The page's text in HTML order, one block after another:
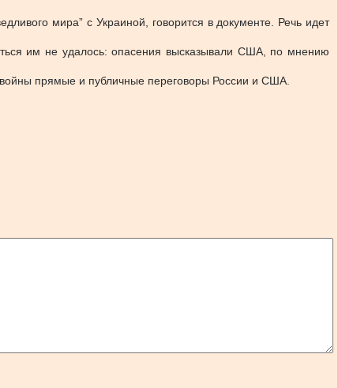
мира” с Украиной, говорится в документе. Речь идет
им не удалось: опасения высказывали США, по мнению
войны прямые и публичные переговоры России и США.